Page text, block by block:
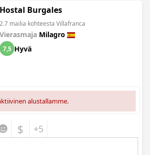
Hostal Burgales
2.7 mailia kohteesta Villafranca
Vierasmaja Milagro
7,5 Hyvä
alustallamme.
$ +5